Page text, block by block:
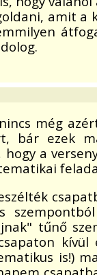
amit
még
bár ezek
hogy a
tűnő
is!)